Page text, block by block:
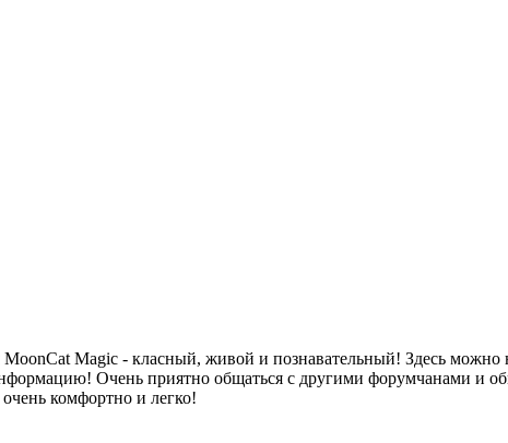
Magic - класный, живой и познавательный! Здесь можно
Очень приятно общаться с другими форумчанами и
комфортно и легко!